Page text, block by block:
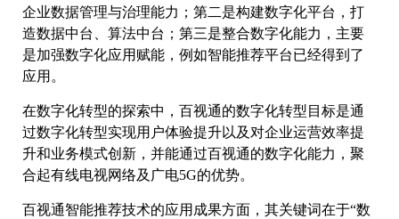
企业数据管理与治理能力；第二是构建数字化平台，打
造数据中台、算法中台；第三是整合数字化能力，主要
是加强数字化应用赋能，例如智能推荐平台已经得到了
应用。
在数字化转型的探索中，百视通的数字化转型目标是通
过数字化转型实现用户体验提升以及对企业运营效率提
升和业务模式创新，并能通过百视通的数字化能力，聚
合起有线电视网络及广电5G的优势。
百视通智能推荐技术的应用成果方面，其关键词在于“数